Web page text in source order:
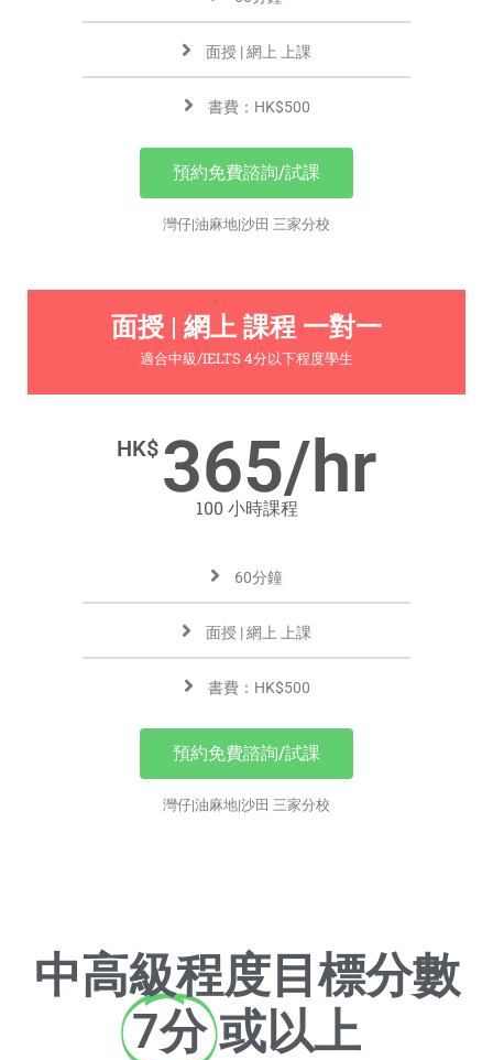
面授 | 網上 上課
書費：HK$500
預約免費諮詢/試課
灣仔|油麻地|沙田 三家分校
面授 | 網上 課程 一對一
適合中級/IELTS 4分以下程度學生
HK$ 365/hr
100 小時課程
60分鐘
面授 | 網上 上課
書費：HK$500
預約免費諮詢/試課
灣仔|油麻地|沙田 三家分校
中高級程度目標分數
7分 或以上